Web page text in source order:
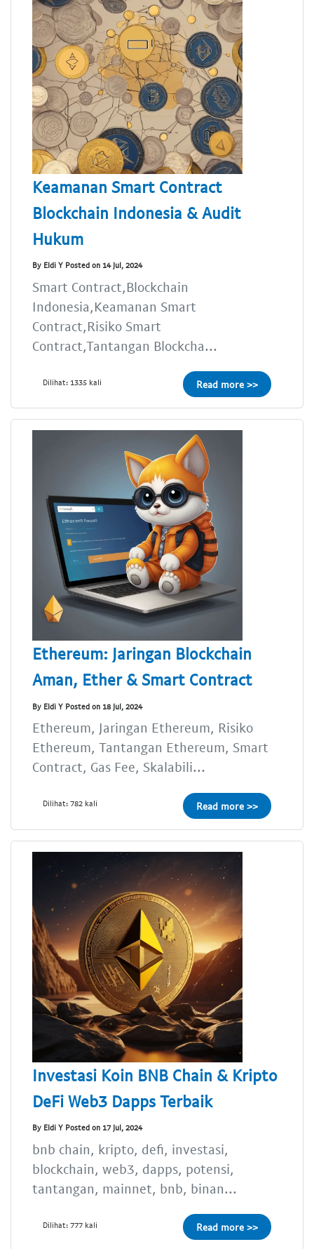
Keamanan Smart Contract
Blockchain Indonesia & Audit
Hukum
By Eldi Y Posted on 14 Jul, 2024
Smart Contract,Blockchain
Indonesia,Keamanan Smart
Contract,Risiko Smart
Contract,Tantangan Blockcha...
Dilihat: 1335 kali Read more >>
Ethereum: Jaringan Blockchain
Aman, Ether & Smart Contract
By Eldi Y Posted on 18 Jul, 2024
Ethereum, Jaringan Ethereum, Risiko
Ethereum, Tantangan Ethereum, Smart
Contract, Gas Fee, Skalabili...
Dilihat: 782 kali Read more >>
Investasi Koin BNB Chain & Kripto
DeFi Web3 Dapps Terbaik
By Eldi Y Posted on 17 Jul, 2024
bnb chain, kripto, defi, investasi,
blockchain, web3, dapps, potensi,
tantangan, mainnet, bnb, binan...
Dilihat: 777 kali Read more >>